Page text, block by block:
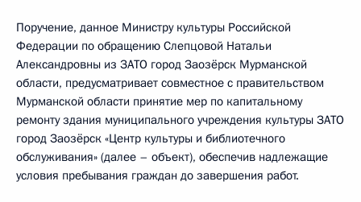
Поручение, данное Министру культуры Российской
Федерации по обращению Слепцовой Натальи
Александровны из ЗАТО город Заозёрск Мурманской
области, предусматривает совместное с правительством
Мурманской области принятие мер по капитальному
ремонту здания муниципального учреждения культуры ЗАТО
город Заозёрск «Центр культуры и библиотечного
обслуживания» (далее – объект), обеспечив надлежащие
условия пребывания граждан до завершения работ.